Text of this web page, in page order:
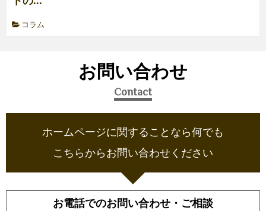
コラム
お問い合わせ
Contact
ホームページに関することなら何でも
こちらからお問い合わせください
お電話でのお問い合わせ・ご相談